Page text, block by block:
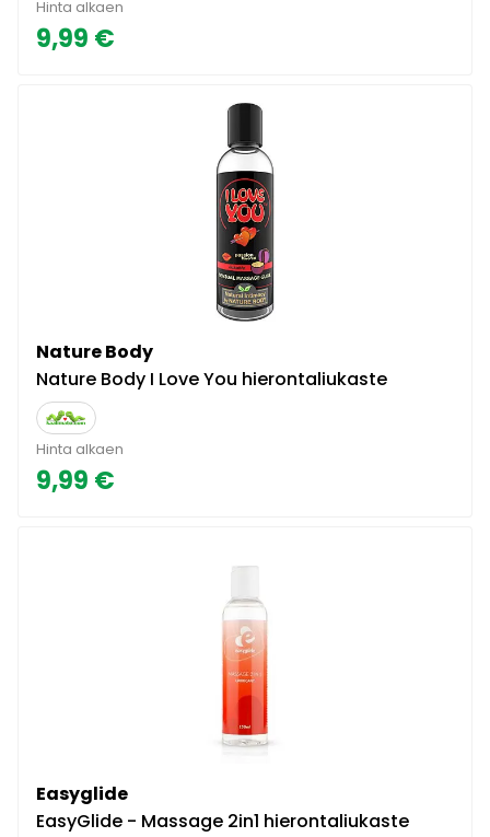
Hinta alkaen
9,99 €
Nature Body
Nature Body I Love You hierontaliukaste
Hinta alkaen
9,99 €
Easyglide
EasyGlide - Massage 2in1 hierontaliukaste